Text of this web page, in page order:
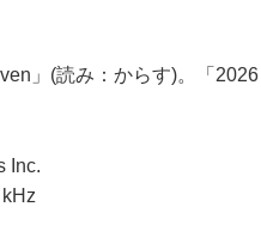
」(読み：からす)。「
Inc.